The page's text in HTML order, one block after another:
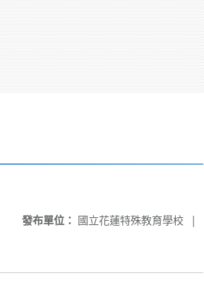
發布單位： 國立花蓮特殊教育學校 |